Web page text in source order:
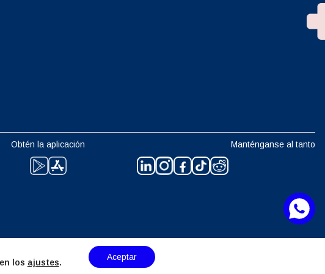
Obtén la aplicación Manténganse al tanto
Zelanda
los ajustes.
Aceptar